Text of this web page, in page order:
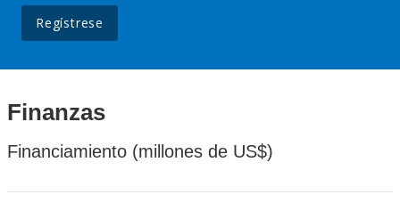
Regístrese
Finanzas
Financiamiento (millones de US$)